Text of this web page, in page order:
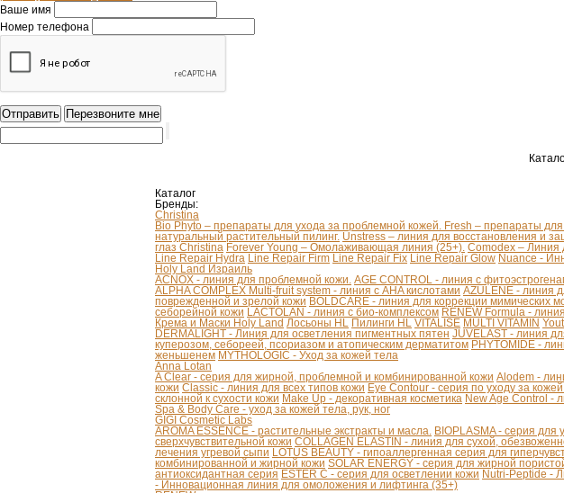
Ваше имя
Номер телефона
Каталог
Бренды:
Christina
Bio Phyto – препараты для ухода за проблемной кожей. Fresh – препараты
натуральный растительный пилинг. Unstress – линия для восстановления и
глаз Christina Forever Young – Омолаживающая линия (25+). Comodex – Линия
Line Repair Hydra Line Repair Firm Line Repair Fix Line Repair Glow Nuance -
Holy Land Израиль
ACNOX - линия для проблемной кожи. AGE CONTROL - линия с
ALPHA COMPLEX Multi-fruit system - линия с AHA кислотами AZULENE - линия
поврежденной и зрелой кожи BOLDCARE - линия для коррекции мимических
себорейной кожи LACTOLAN - линия с био-комплексом RENEW Formula -
Крема и Маски Holy Land Лосьоны HL Пилинги HL VITALISE MULTI VITAMIN
DERMALIGHT - Линия для осветления пигментных пятен JUVELAST - линия
куперозом, себореей, псориазом и атопическим дерматитом PHYTOMIDE -
женьшенем MYTHOLOGIC - Уход за кожей тела
Anna Lotan
A Clear - серия для жирной, проблемной и комбинированной кожи Alodem -
кожи Classic - линия для всех типов кожи Eye Contour - серия по уходу за кожей
склонной к сухости кожи Make Up - декоративная косметика New Age Control -
Spa & Body Care - уход за кожей тела, рук, ног
GIGI Cosmetic Labs
AROMA ESSENCE - растительные экстракты и масла. BIOPLASMA - серия для
сверхчувствительной кожи COLLAGEN ELASTIN - линия для сухой,
лечения угревой сыпи LOTUS BEAUTY - гипоаллергенная серия для
комбинированной и жирной кожи SOLAR ENERGY - серия для жирной
антиоксидантная серия ESTER C - серия для осветлении кожи Nutri-Peptide -
- Инновационная линия для омоложения и лифтинга (35+)